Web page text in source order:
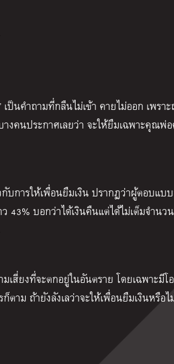
ป็นคำถามที่กลืนไม่เข้า คายไม่ออก เพรา
งคนประกาศเลยว่า จะให้ยืมเฉพาะคุณพ่
กับการให้เพื่อนยืมเงิน ปรากฏว่าผู้ตอบแ
43% บอกว่าได้เงินคืนแต่ได้ไม่เต็มจำนว
เสี่ยงที่จะตกอยู่ในอันตราย โดยเฉพาะมีโ
าม ถ้ายังลังเลว่าจะให้เพื่อนยืมเงินหรือ